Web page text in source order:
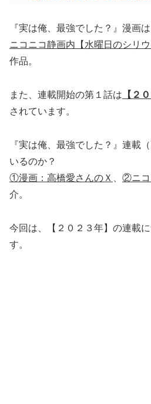
『実は俺、最強でした？』漫画は
ニコニコ静画内【水曜日のシリウ
作品。
また、連載開始の第１話は 【２
されています。
『実は俺、最強でした？』連載
いるのか？
①漫画：高橋愛さんのＸ
②ニコ
介。
今回は、【２０２３年】の連載
す。